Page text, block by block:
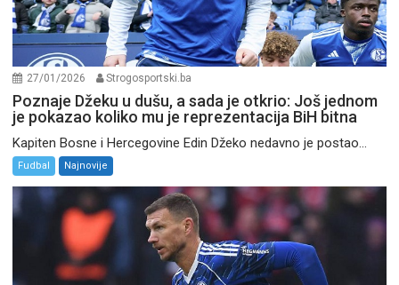
27/01/2026 Strogosportski.ba
Poznaje Džeku u dušu, a sada je otkrio: Još jednom
je pokazao koliko mu je reprezentacija BiH bitna
Kapiten Bosne i Hercegovine Edin Džeko nedavno je postao...
Fudbal Najnovije